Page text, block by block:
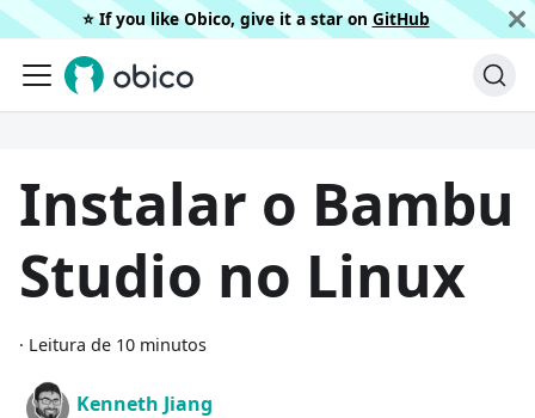
⭐️ If you like Obico, give it a star on GitHub
Instalar o Bambu
Studio no Linux
· Leitura de 10 minutos
Kenneth Jiang